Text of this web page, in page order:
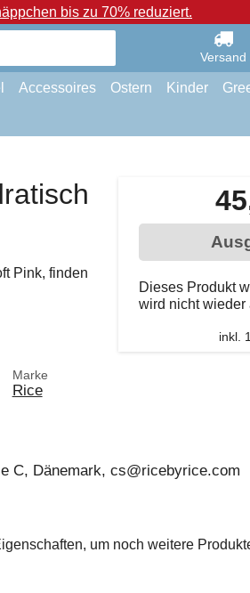
bis zu 70% reduziert.
Versand
Accessoires Ostern Kinder
Dieses Produkt
wird nicht wieder
inkl.
Pink, finden
Marke
Rice
C, Dänemark, cs@ricebyrice.com
um noch weitere